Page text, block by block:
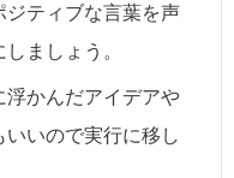
ジティブな言葉を声
ましょう。
浮かんだアイデアや
いので実行に移し